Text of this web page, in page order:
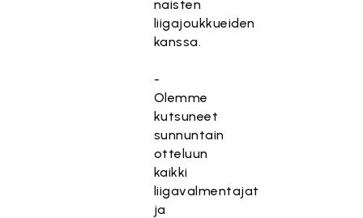
naisten
liigajoukkueiden
kanssa.
-
Olemme
kutsuneet
sunnuntain
otteluun
kaikki
liigavalmentajat
ja